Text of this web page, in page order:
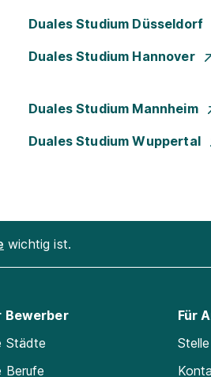
Duales Studium Düsseldorf
Duales Studium Hannover
Duales Studium Mannheim
Duales Studium Wuppertal
wichtig ist.
Bewerber
Städte
Berufe
Für